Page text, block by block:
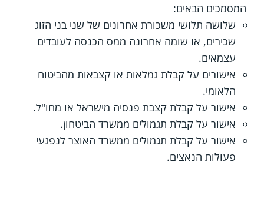
המסמכים הבאים:
שלושה תלושי משכורת אחרונים של שני בני הזוג
שכירים, או שומה אחרונה ממס הכנסה לעובדים
עצמאים.
אישורים על קבלת גמלאות או קצבאות מהביטוח
הלאומי.
אישור על קבלת קצבת פנסיה מישראל או מחו"ל.
אישור על קבלת תגמולים ממשרד הביטחון.
אישור על קבלת תגמולים ממשרד האוצר לנפגעי
פעולות הנאצים.